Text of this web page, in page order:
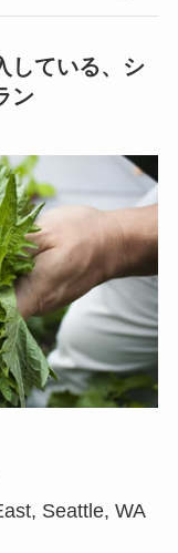
している、シ
ン
Seattle, WA